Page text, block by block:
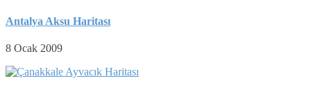
Antalya Aksu Haritası
8 Ocak 2009